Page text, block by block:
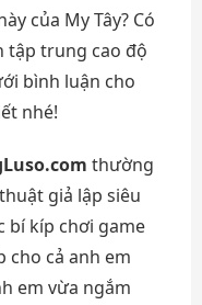
của My Tây? Có
tập trung cao độ
bình luận cho
nhé!
thường
giả lập siêu
bí kíp chơi game
cho cả anh em
em vừa ngắm